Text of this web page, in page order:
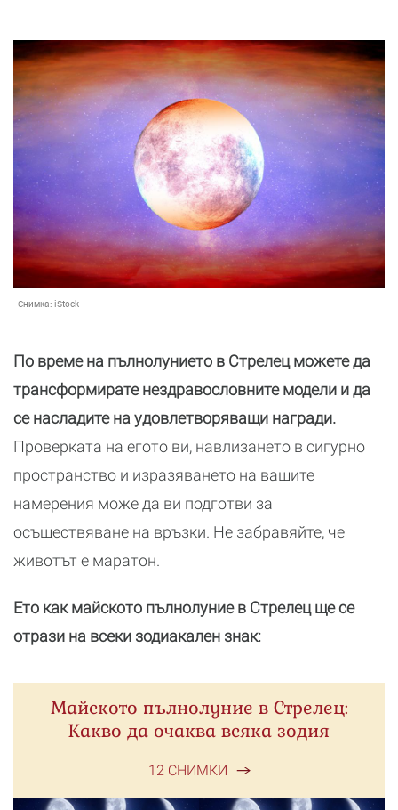
Снимка: iStock
По време на пълнолунието в Стрелец можете да
трансформирате нездравословните модели и да
се насладите на удовлетворяващи награди.
Проверката на егото ви, навлизането в сигурно
пространство и изразяването на вашите
намерения може да ви подготви за
осъществяване на връзки. Не забравяйте, че
животът е маратон.
Ето как майското пълнолуние в Стрелец ще се
отрази на всеки зодиакален знак:
Майското пълнолуние в Стрелец:
Какво да очаква всяка зодия
12 СНИМКИ